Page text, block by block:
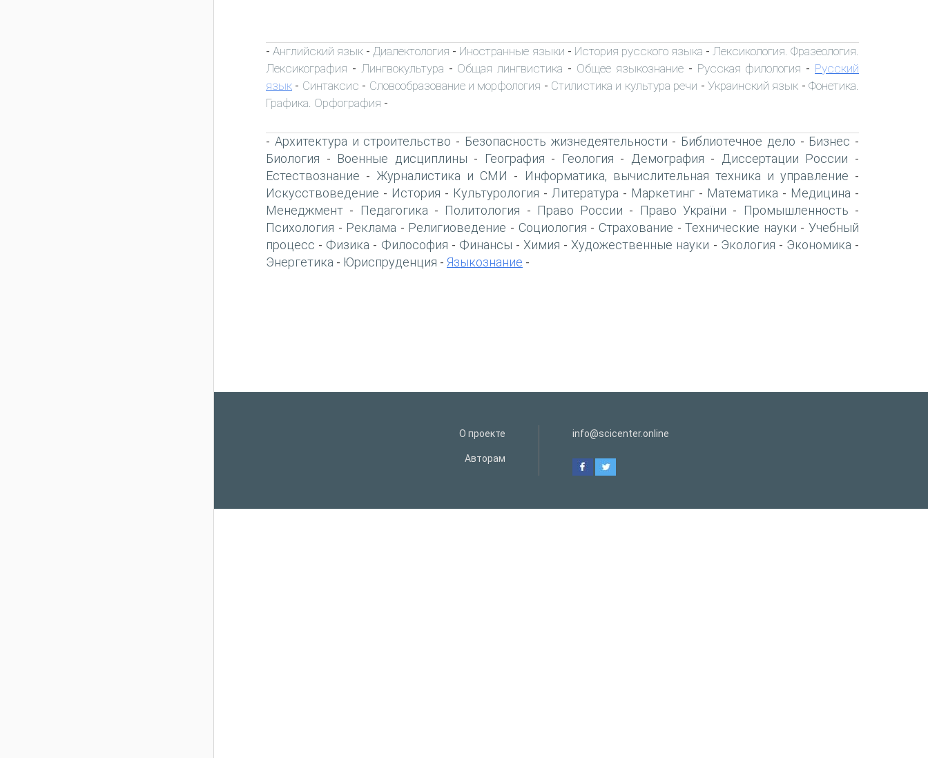
-Английский язык - Диалектология - Иностранные языки - История русского языка - Лексикология. Фразеология.
Лексикография - Лингвокультура - Общая лингвистика - Общее языкознание- Русская филология - Русский
язык - Синтаксис - Словообразование и морфология - Стилистика и культура речи - Украинский язык - Фонетика.
Графика. Орфография -
- Архитектура и строительство - Безопасность жизнедеятельности - Библиотечное дело - Бизнес -
Биология - Военные дисциплины - География - Геология - Демография - Диссертации России -
Естествознание - Журналистика и СМИ - Информатика, вычислительная техника и управление -
Искусствоведение - История - Культурология - Литература - Маркетинг - Математика - Медицина -
Менеджмент - Педагогика - Политология - Право России - Право України - Промышленность -
Психология - Реклама - Религиоведение - Социология - Страхование -Технические науки -Учебный
процесс - Физика - Философия - Финансы - Химия - Художественные науки - Экология - Экономика -
Энергетика - Юриспруденция - Языкознание -
О проекте
Авторам
info@scicenter.online